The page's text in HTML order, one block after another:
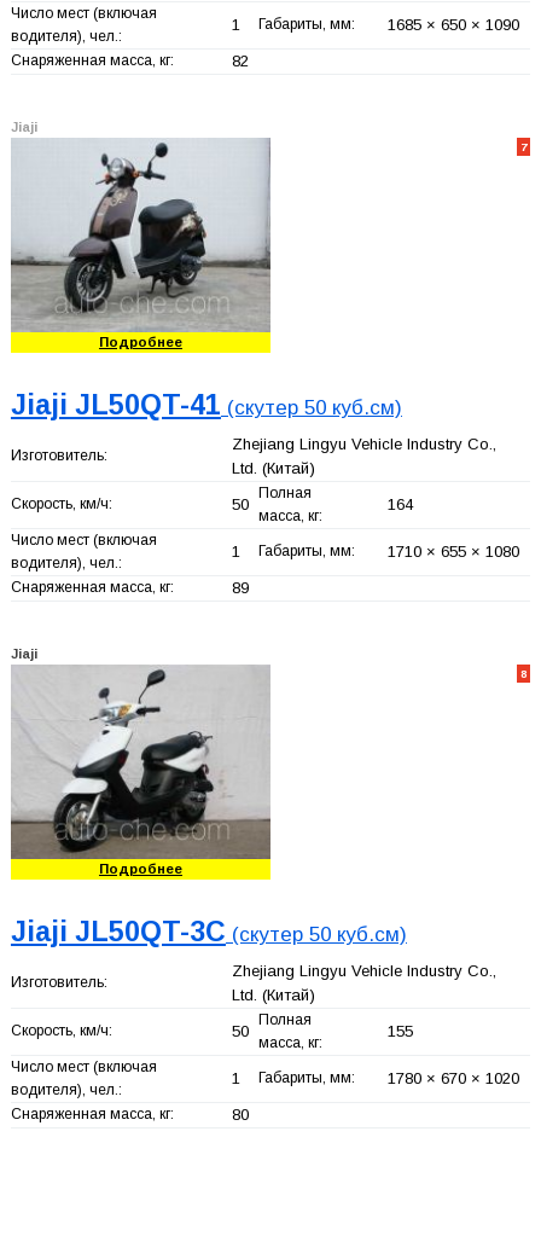
Число мест (включая
водителя), чел.:
1 Габариты, мм: 1685 × 650 × 1090
Снаряженная масса, кг: 82
Jiaji
7
Подробнее
Jiaji JL50QT-41 (скутер 50 куб.см)
Изготовитель:
Zhejiang Lingyu Vehicle Industry Co.,
Ltd. (Китай)
Скорость, км/ч: 50
Полная
масса, кг:
164
Число мест (включая
водителя), чел.:
1 Габариты, мм: 1710 × 655 × 1080
Снаряженная масса, кг: 89
Jiaji
8
Подробнее
Jiaji JL50QT-3C (скутер 50 куб.см)
Изготовитель:
Zhejiang Lingyu Vehicle Industry Co.,
Ltd. (Китай)
Скорость, км/ч: 50
Полная
масса, кг:
155
Число мест (включая
водителя), чел.:
1 Габариты, мм: 1780 × 670 × 1020
Снаряженная масса, кг: 80